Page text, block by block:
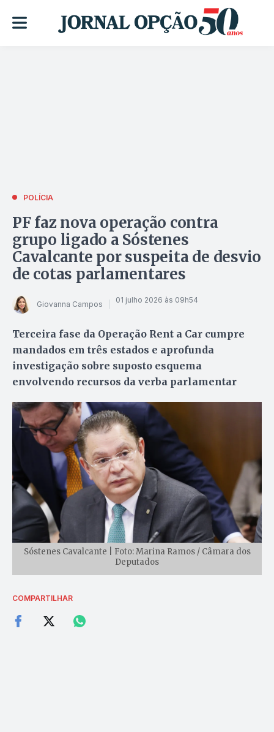
POLÍCIA
PF faz nova operação contra
grupo ligado a Sóstenes
Cavalcante por suspeita de desvio
de cotas parlamentares
Giovanna Campos 01 julho 2026 às 09h54
Terceira fase da Operação Rent a Car cumpre
mandados em três estados e aprofunda
investigação sobre suposto esquema
envolvendo recursos da verba parlamentar
Sóstenes Cavalcante | Foto: Marina Ramos / Câmara dos
Deputados
COMPARTILHAR